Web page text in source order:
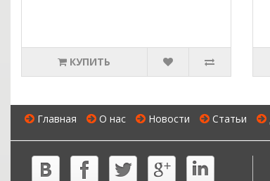
КУПИТЬ
Главная
О нас Новости Статьи